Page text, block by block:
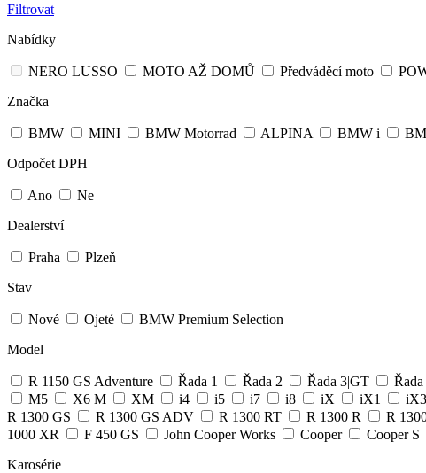
Filtrovat
Nabídky
NERO LUSSO MOTO AŽ DOMŮ Předváděcí moto
Značka
BMW MINI BMW Motorrad ALPINA BMW i
Odpočet DPH
Ano
Ne
Dealerství
Praha
Plzeň
Stav
Nové Ojeté
BMW Premium Selection
Model
R 1150 GS Adventure Řada 1 Řada 2 Řada 3|GT
M5
X6 M XM i4 i5 i7 i8 iX iX1 iX3
R 1300 GS
R 1300 GS ADV R 1300 RT R 1300 R R
1000 XR
F 450 GS John Cooper Works Cooper Cooper S
Karosérie